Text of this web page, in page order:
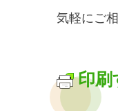
気軽にご
印刷